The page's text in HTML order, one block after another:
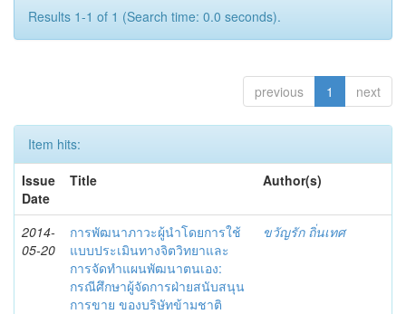
Results 1-1 of 1 (Search time: 0.0 seconds).
previous 1 next
Item hits:
Issue
Date
Title Author(s)
2014-
05-20
การพัฒนาภาวะผู้นำโดยการใช้
แบบประเมินทางจิตวิทยาและ
การจัดทำแผนพัฒนาตนเอง:
กรณีศึกษาผู้จัดการฝ่ายสนับสนุน
การขาย ของบริษัทข้ามชาติ
ขวัญรัก ถิ่นเทศ